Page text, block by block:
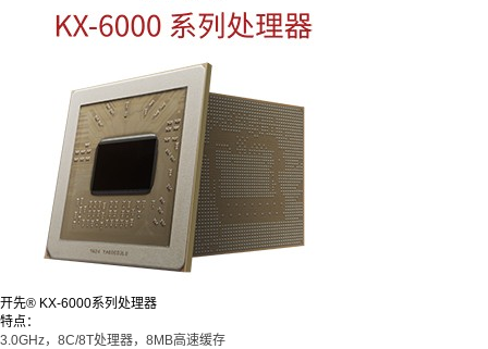
开先® KX-6000系列处理器
特点：
3.0GHz，8C/8T处理器，8MB高速缓存